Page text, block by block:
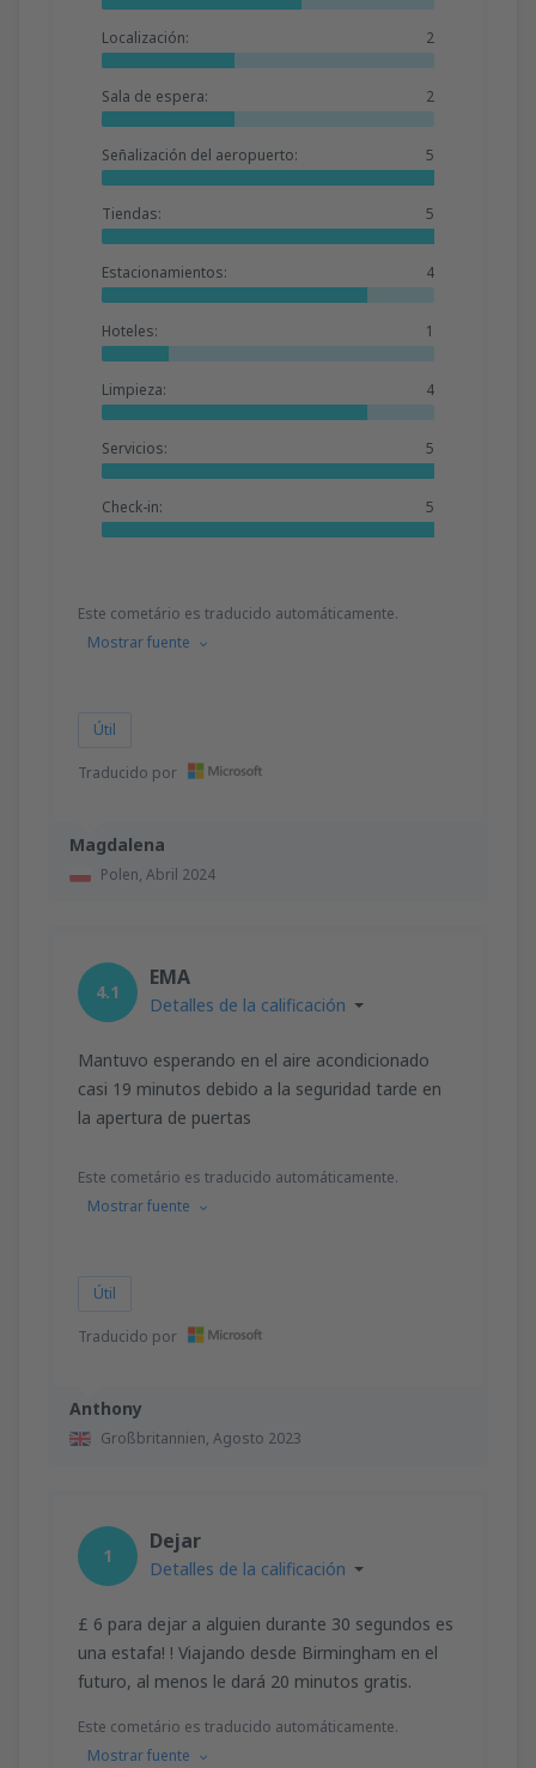
Magdalena
Polen, Abril 2024
Localización: 2
Sala de espera: 2
Señalización del aeropuerto: 5
Tiendas: 5
Estacionamientos: 4
Hoteles: 1
Limpieza: 4
Servicios: 5
Check-in: 5
Este cometário es traducido automáticamente.
Mostrar fuente
Útil
Traducido por
Anthony
Großbritannien, Agosto 2023
4.1
EMA
Detalles de la calificación
Mantuvo esperando en el aire acondicionado
casi 19 minutos debido a la seguridad tarde en
la apertura de puertas
Este cometário es traducido automáticamente.
Mostrar fuente
Útil
Traducido por
1
Dejar
Detalles de la calificación
£ 6 para dejar a alguien durante 30 segundos es
una estafa! ! Viajando desde Birmingham en el
futuro, al menos le dará 20 minutos gratis.
Este cometário es traducido automáticamente.
Mostrar fuente